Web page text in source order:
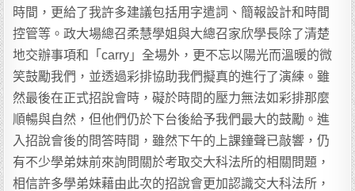
時間，更給了我許多建議包括用字遣詞、簡報設計和時間
控管等。政大場總召柔慧學姐與大總召家欣學長除了清楚
地交辦事項和「carry」全場外，更不忘以陽光而溫暖的微
笑鼓勵我們，並透過彩排協助我們擬真的進行了演練。雖
然最後在正式招說會時，礙於時間的壓力無法如彩排那麼
順暢與自然，但他們仍於下台後給予我們最大的鼓勵。進
入招說會後的問答時間，雖然下午的上課鐘聲已敲響，仍
有不少學弟妹前來詢問關於考取交大科法所的相關問題，
相信許多學弟妹藉由此次的招說會更加認識交大科法所，